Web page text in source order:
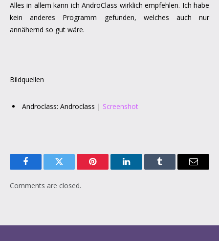
Alles in allem kann ich AndroClass wirklich empfehlen. Ich habe
kein anderes Programm gefunden, welches auch nur
annähernd so gut wäre.
Bildquellen
Androclass: Androclass | Screenshot
FacebookTwitter Pinterest LinkedInTumblr Email
Comments are closed.